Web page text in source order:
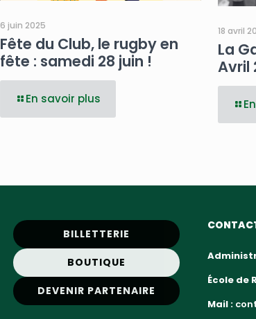
6 juin 2025
Fête du Club, le rugby en
fête : samedi 28 juin !
En savoir plus
18 avril
La
Avril
BILLETTERIE
BOUTIQUE
DEVENIR PARTENAIRE
École de
Mail :